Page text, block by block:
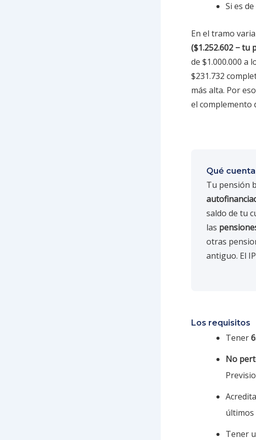
Si es de
En el tramo
($1.252.602 − tu
de $1.000.000 a
$231.732
más alta. Por
el complemento
Qué
Tu pensión
saldo de tu
las
otras
antiguo. El
Los requisitos
Tener
No
últimos
Tener